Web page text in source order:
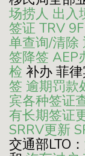
场捞人 出入
签证 TRV
单查询/清除
签降签 AEP
检 补办 菲
签 逾期罚款
宾各种签证
有长期签证
SRRV更新
交通部LTO：